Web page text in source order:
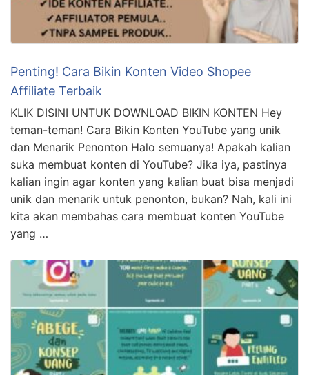
Penting! Cara Bikin Konten Video Shopee
Affiliate Terbaik
KLIK DISINI UNTUK DOWNLOAD BIKIN KONTEN Hey
teman-teman! Cara Bikin Konten YouTube yang unik
dan Menarik Penonton Halo semuanya! Apakah kalian
suka membuat konten di YouTube? Jika iya, pastinya
kalian ingin agar konten yang kalian buat bisa menjadi
unik dan menarik untuk penonton, bukan? Nah, kali ini
kita akan membahas cara membuat konten YouTube
yang …